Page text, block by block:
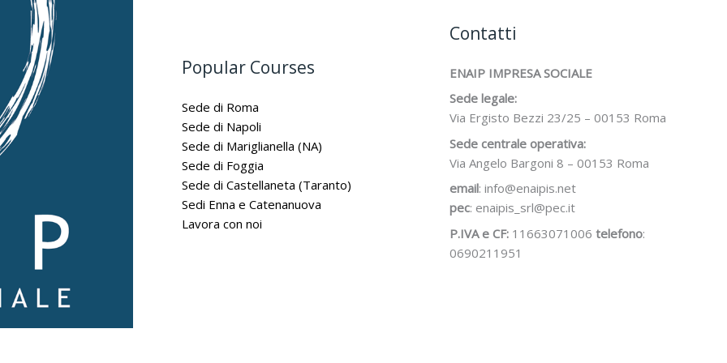
Popular Courses
Sede di Roma
Sede di Napoli
Sede di Mariglianella (NA)
Sede di Foggia
Sede di Castellaneta (Taranto)
Sedi Enna e Catenanuova
Lavora con noi
Contatti
ENAIP IMPRESA SOCIALE
Sede legale:
Via Ergisto Bezzi 23/25 – 00153 Roma
Sede centrale operativa:
Via Angelo Bargoni 8 – 00153 Roma
email: info@enaipis.net
pec: enaipis_srl@pec.it
P.IVA e CF: 11663071006 telefono:
0690211951